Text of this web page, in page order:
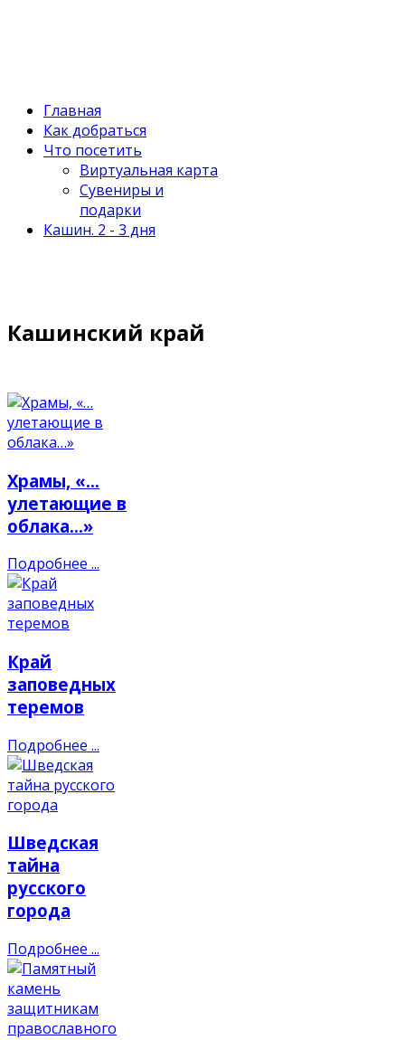
Главная
Как добраться
Что посетить
Виртуальная карта
Сувениры и
подарки
Кашин. 2 - 3 дня
Кашинский край
Храмы, «…
улетающие в
облака…»
Подробнее ...
Край
заповедных
теремов
Подробнее ...
Шведская
тайна
русского
города
Подробнее ...